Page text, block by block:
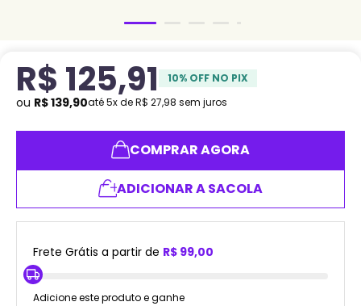
R$ 125,91 10% OFF NO PIX
ou R$139,90até5x deR$ 27,98 sem juros
COMPRAR AGORA
ADICIONAR A SACOLA
Frete Grátis a partir de R$ 99,00
Adicione este produto e ganhe